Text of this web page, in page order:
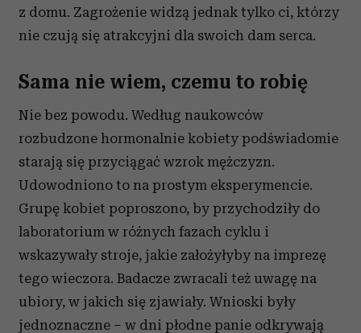
z domu. Zagrożenie widzą jednak tylko ci, którzy
nie czują się atrakcyjni dla swoich dam serca.
Sama nie wiem, czemu to robię
Nie bez powodu. Według naukowców
rozbudzone hormonalnie kobiety podświadomie
starają się przyciągać wzrok mężczyzn.
Udowodniono to na prostym eksperymencie.
Grupę kobiet poproszono, by przychodziły do
laboratorium w różnych fazach cyklu i
wskazywały stroje, jakie założyłyby na imprezę
tego wieczora. Badacze zwracali też uwagę na
ubiory, w jakich się zjawiały. Wnioski były
jednoznaczne – w dni płodne panie odkrywają